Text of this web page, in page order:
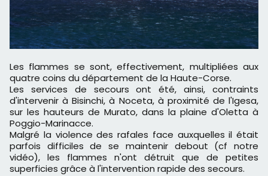
Les flammes se sont, effectivement, multipliées aux
quatre coins du département de la Haute-Corse.
Les services de secours ont été, ainsi, contraints
d'intervenir à Bisinchi, à Noceta, à proximité de l'Igesa,
sur les hauteurs de Murato, dans la plaine d'Oletta à
Poggio-Marinacce.
Malgré la violence des rafales face auxquelles il était
parfois difficiles de se maintenir debout (cf notre
vidéo), les flammes n'ont détruit que de petites
superficies grâce à l'intervention rapide des secours.